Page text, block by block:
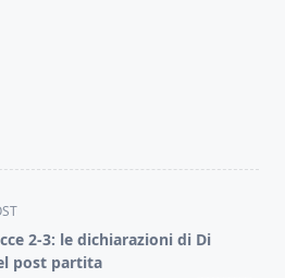
2-3: le dichiarazioni di Di
post partita